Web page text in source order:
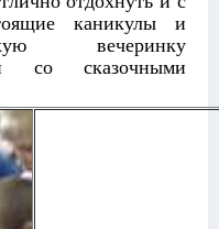
каникулы и
вечеринку
со сказочными